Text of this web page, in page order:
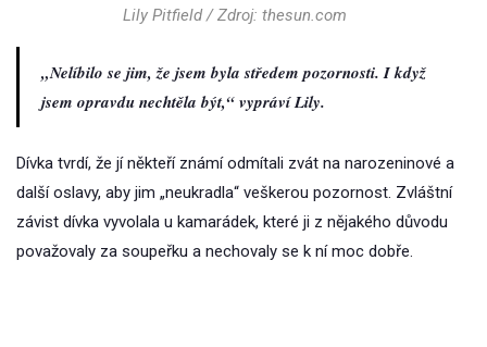
Lily Pitfield / Zdroj: thesun.com
„Nelíbilo se jim, že jsem byla středem pozornosti. I když
jsem opravdu nechtěla být,“ vypráví Lily.
Dívka tvrdí, že jí někteří známí odmítali zvát na narozeninové a
další oslavy, aby jim „neukradla“ veškerou pozornost. Zvláštní
závist dívka vyvolala u kamarádek, které ji z nějakého důvodu
považovaly za soupeřku a nechovaly se k ní moc dobře.